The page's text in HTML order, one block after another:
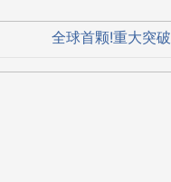
全球首颗!重大突破